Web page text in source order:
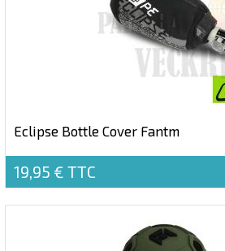
Eclipse Bottle Cover Fantm
19,95 € TTC